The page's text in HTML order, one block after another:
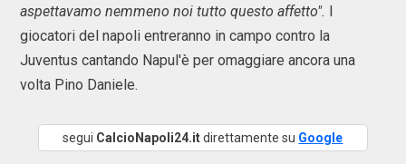
aspettavamo nemmeno noi tutto questo affetto". I
giocatori del napoli entreranno in campo contro la
Juventus cantando Napul'è per omaggiare ancora una
volta Pino Daniele.
segui CalcioNapoli24.itdirettamente su Google